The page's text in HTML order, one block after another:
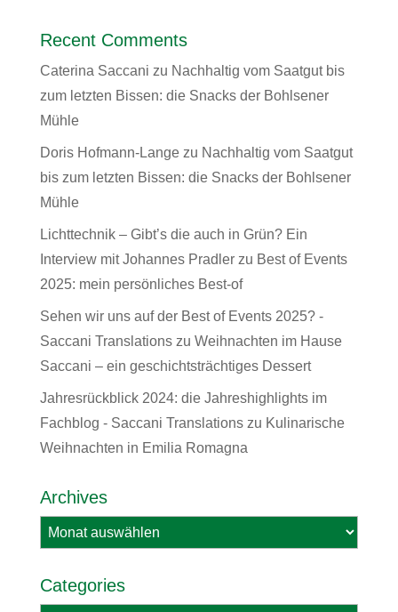
Recent Comments
Caterina Saccani zu Nachhaltig vom Saatgut bis
zum letzten Bissen: die Snacks der Bohlsener
Mühle
Doris Hofmann-Langezu Nachhaltig vom Saatgut
bis zum letzten Bissen: die Snacks der Bohlsener
Mühle
Lichttechnik – Gibt’s die auch in Grün? Ein
Interview mit Johannes Pradlerzu Best of Events
2025: mein persönliches Best-of
Sehen wir uns auf der Best of Events 2025? -
Saccani Translationszu Weihnachten im Hause
Saccani – ein geschichtsträchtiges Dessert
Jahresrückblick 2024: die Jahreshighlights im
Fachblog - Saccani Translationszu Kulinarische
Weihnachten in Emilia Romagna
Archives
Archives
Categories